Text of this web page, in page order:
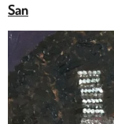
San